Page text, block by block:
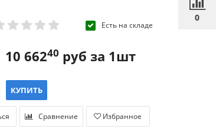
0
Есть на складе
10 66240 руб за 1шт
КУПИТЬ
Сравнение Избранное